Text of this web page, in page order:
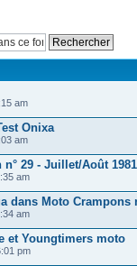
am
Onixa
am
n° 29 - Juillet/Août 1981
am
dans Moto Crampons
am
et Youngtimers moto
pm